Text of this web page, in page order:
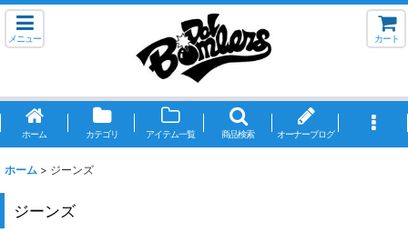
メニュー カート
ホーム カテゴリ アイテム一覧 商品検索 オーナーブログ
ホーム > ジーンズ
ジーンズ